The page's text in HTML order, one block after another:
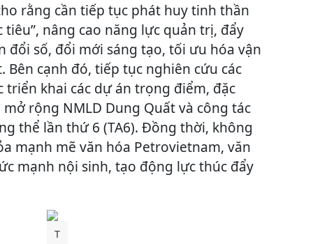
rằng cần tiếp tục phát huy tinh thần
nâng cao năng lực quản trị, đẩy
đổi số, đổi mới sáng tạo, tối ưu hóa vận
Bên cạnh đó, tiếp tục nghiên cứu các
triển khai các dự án trọng điểm, đặc
rộng NMLD Dung Quất và công tác
thể lần thứ 6 (TA6). Đồng thời, không
mạnh mẽ văn hóa Petrovietnam, văn
mạnh nội sinh, tạo động lực thúc đẩy
T